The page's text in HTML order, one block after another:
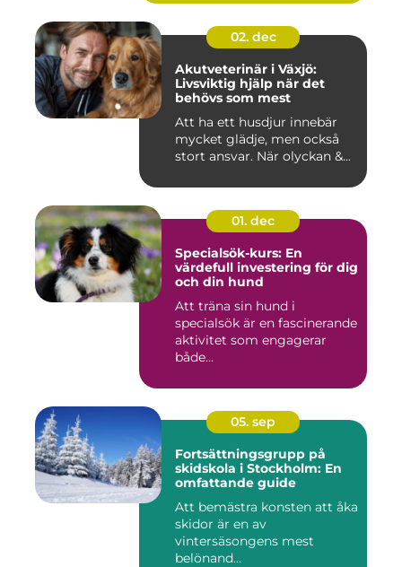
02. dec
Akutveterinär i Växjö:
Livsviktig hjälp när det
behövs som mest
Att ha ett husdjur innebär
mycket glädje, men också
stort ansvar. När olyckan &...
01. dec
Specialsök-kurs: En
värdefull investering för dig
och din hund
Att träna sin hund i
specialsök är en fascinerande
aktivitet som engagerar
både...
05. sep
Fortsättningsgrupp på
skidskola i Stockholm: En
omfattande guide
Att bemästra konsten att åka
skidor är en av
vintersäsongens mest
belönand...